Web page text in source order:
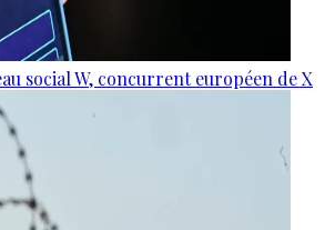
social W, concurrent européen de X